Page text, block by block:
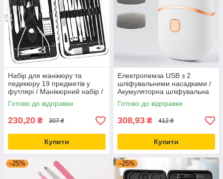
Набір для манікюру та
педикюру 19 предметів у
футлярі / Манікюрний набір /
Манікюрно-педикюрний
набір / Набір для нігтів
Готово до відправки
230,20 ₴ 307 ₴
Купити
Електропемза USB з 2
шліфувальними насадками /
Акумуляторна шліфувальна
машинка для педикюру /
Прилад для педикюру
Готово до відправки
308,93 ₴ 412 ₴
Купити
–25% –25%